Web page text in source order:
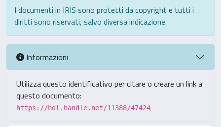
I documenti in IRIS sono protetti da copyright e tutti i
diritti sono riservati, salvo diversa indicazione.
Informazioni
Utilizza questo identificativo per citare o creare un link a
questo documento:
https://hdl.handle.net/11388/47424